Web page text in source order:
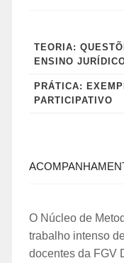
TEORIA:
ENSINO
PRÁTICA:
PARTICIPATIVO
O Núcleo de
trabalho intenso
docentes da FGV